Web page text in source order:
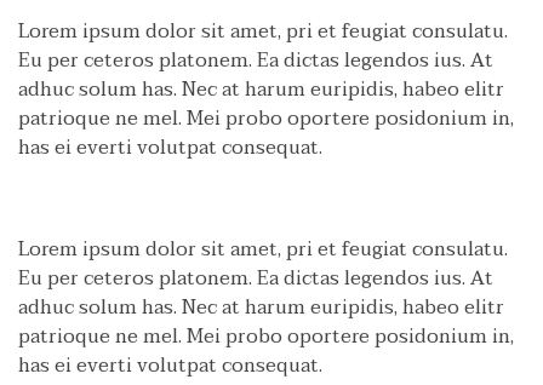
Lorem ipsum dolor sit amet, pri et feugiat consulatu.
Eu per ceteros platonem. Ea dictas legendos ius. At
adhuc solum has. Nec at harum euripidis, habeo elitr
patrioque ne mel. Mei probo oportere posidonium in,
has ei everti volutpat consequat.
Lorem ipsum dolor sit amet, pri et feugiat consulatu.
Eu per ceteros platonem. Ea dictas legendos ius. At
adhuc solum has. Nec at harum euripidis, habeo elitr
patrioque ne mel. Mei probo oportere posidonium in,
has ei everti volutpat consequat.